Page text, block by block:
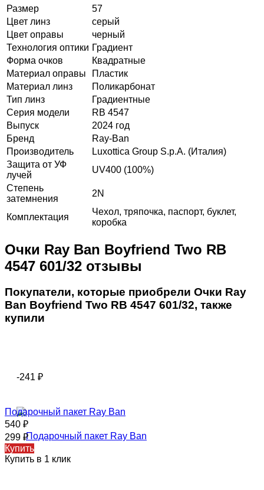
Размер
57
Цвет линз
серый
Цвет оправы
черный
Технология оптики Градиент
Форма очков
Квадратные
Материал оправы
Пластик
Материал линз
Поликарбонат
Тип линз
Градиентные
Серия модели
RB 4547
Выпуск
2024 год
Бренд
Ray-Ban
Производитель
Luxottica Group S.p.A. (Италия)
Защита от УФ
лучей
UV400 (100%)
Степень
затемнения
2N
Комплектация
Чехол, тряпочка, паспорт, буклет,
коробка
Очки Ray Ban Boyfriend Two RB
4547 601/32 отзывы
Покупатели, которые приобрели Очки Ray
Ban Boyfriend Two RB 4547 601/32, также
купили
-241 ₽
Подарочный пакет Ray Ban
540 ₽
299 ₽
Купить
Купить в 1 клик